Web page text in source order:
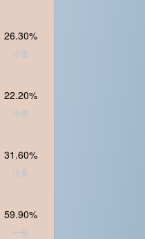
26.30%
珍贵
22.20%
珍贵
31.60%
珍贵
59.90%
一般